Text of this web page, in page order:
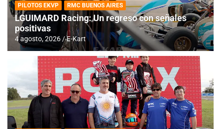
PILOTOS EKVP RMC BUENOS AIRES
LGUIMARD Racing: Un regreso con señales
positivas
4 agosto, 2026 E-Kart